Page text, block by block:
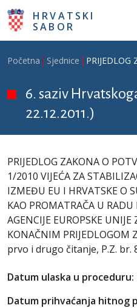
Skoči na glavni sadržaj
HRVATSKI
SABOR
Breadcrumb
Početna Sjednice PRIJEDLOG
6. saziv
22.12.2011.)
PRIJEDLOG ZAKONA O
1/2010 VIJEĆA ZA
IZMEĐU EU I HRVATSKE O
KAO PROMATRAČA U
AGENCIJE EUROPSKE
KONAČNIM
prvo i drugo čitanje, P.Z. br.
Datum ulaska u proceduru:
Datum prihvaćanja hitnog